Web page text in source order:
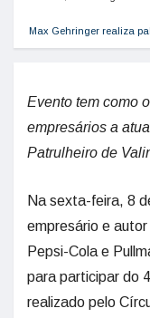
Max Gehringer realiza
Evento tem como
empresários a
Patrulheiro de
Na sexta-feira, 8
empresário e
Pepsi-Cola e
para participar do
realizado pelo